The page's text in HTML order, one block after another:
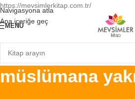
https://mevsimlerkitap.com.tr/
Navigasyona atla
Ana içeriğe geç
MENÜ
müslümana